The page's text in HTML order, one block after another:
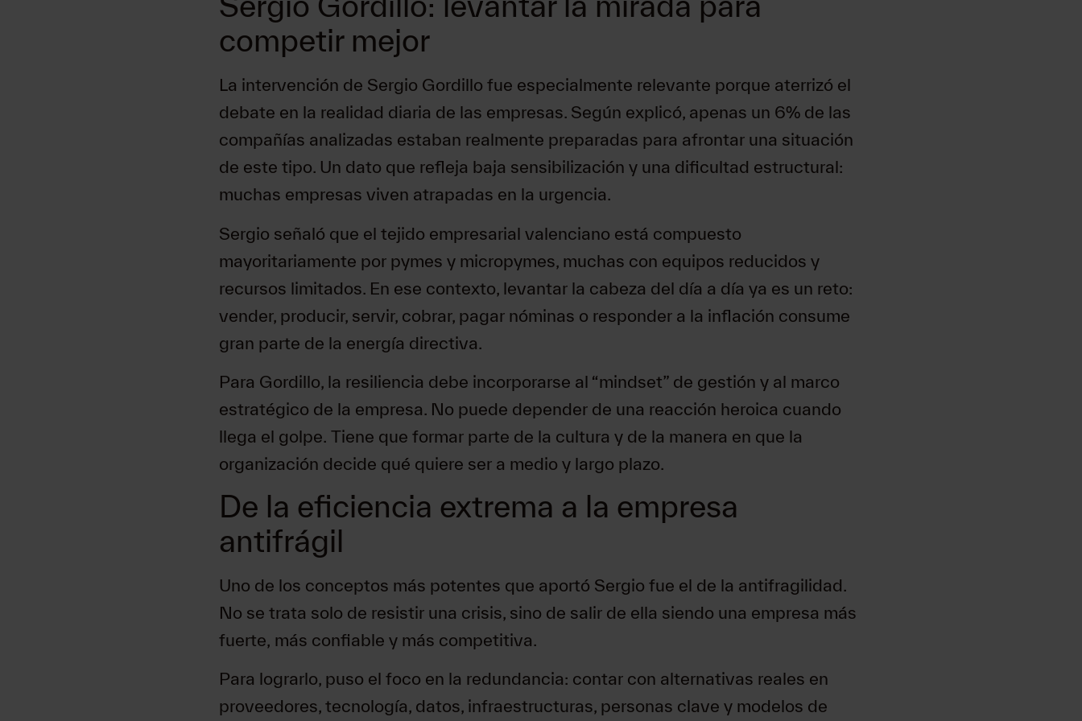
competir mejor
La intervención de Sergio Gordillo fue especialmente relevante porque aterrizó el
debate en la realidad diaria de las empresas. Según explicó, apenas un 6% de las
compañías analizadas estaban realmente preparadas para afrontar una situación
de este tipo. Un dato que refleja baja sensibilización y una dificultad estructural:
muchas empresas viven atrapadas en la urgencia.
Sergio señaló que el tejido empresarial valenciano está compuesto
mayoritariamente por pymes y micropymes, muchas con equipos reducidos y
recursos limitados. En ese contexto, levantar la cabeza del día a día ya es un reto:
vender, producir, servir, cobrar, pagar nóminas o responder a la inflación consume
gran parte de la energía directiva.
Para Gordillo, la resiliencia debe incorporarse al “mindset” de gestión y al marco
estratégico de la empresa. No puede depender de una reacción heroica cuando
llega el golpe. Tiene que formar parte de la cultura y de la manera en que la
organización decide qué quiere ser a medio y largo plazo.
De la eficiencia extrema a la empresa
antifrágil
Uno de los conceptos más potentes que aportó Sergio fue el de la antifragilidad.
No se trata solo de resistir una crisis, sino de salir de ella siendo una empresa más
fuerte, más confiable y más competitiva.
Para lograrlo, puso el foco en la redundancia: contar con alternativas reales en
proveedores, tecnología, datos, infraestructuras, personas clave y modelos de